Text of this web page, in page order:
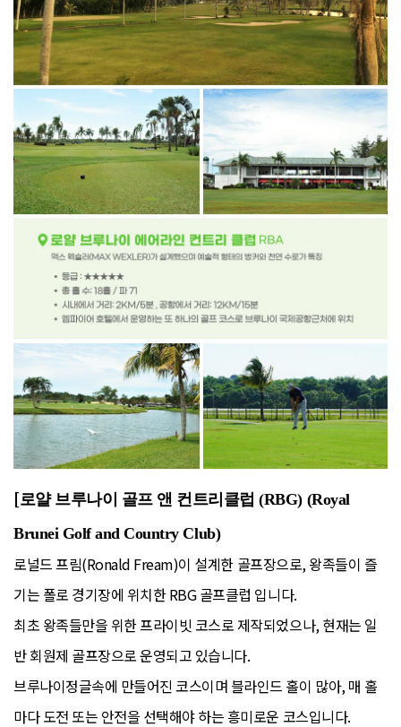
[로얄 브루나이 골프 앤 컨트리클럽 (RBG) (Royal
Brunei Golf and Country Club)
로널드 프림(Ronald Fream)이 설계한 골프장으로, 왕족들이 즐
기는 폴로 경기장에 위치한 RBG 골프클럽 입니다.
최초 왕족들만을 위한 프라이빗 코스로 제작되었으나, 현재는 일
반 회원제 골프장으로 운영되고 있습니다.
브루나이정글속에 만들어진 코스이며 블라인드 홀이 많아, 매 홀
마다 도전 또는 안전을 선택해야 하는 흥미로운 코스입니다.